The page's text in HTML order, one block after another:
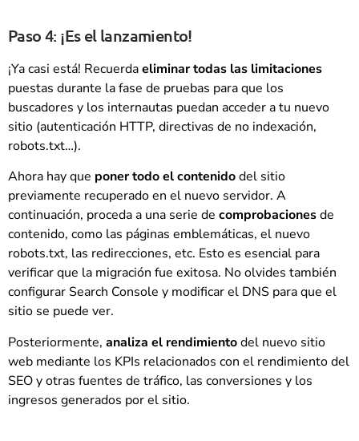
Paso 4: ¡Es el lanzamiento!
¡Ya casi está! Recuerdaeliminar todas las limitaciones
puestas durante la fase de pruebas para que los
buscadores y los internautas puedan acceder a tu nuevo
sitio (autenticación HTTP, directivas de no indexación,
robots.txt…).
Ahora hay que poner todo el contenidodel sitio
previamente recuperado en el nuevo servidor. A
continuación, proceda a una serie de comprobacionesde
contenido, como las páginas emblemáticas, el nuevo
robots.txt, las redirecciones, etc. Esto es esencial para
verificar que la migración fue exitosa. No olvides también
configurar Search Console y modificar el DNS para que el
sitio se puede ver.
Posteriormente, analiza el rendimientodel nuevo sitio
web mediante los KPIs relacionados con el rendimiento del
SEO y otras fuentes de tráfico, las conversiones y los
ingresos generados por el sitio.